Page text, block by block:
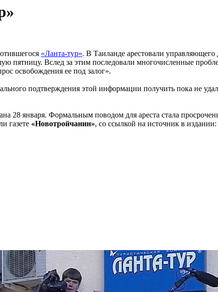
«Ланта-тур». В Таиланде арестовали
пятницу. Вслед за этим последовали многочисленные
освобождения ее под залог».
подтверждения этой информации получить пока не
28 января. Формальным поводом для ареста стала
газете «Новотройчанин», со ссылкой на источник в издании: